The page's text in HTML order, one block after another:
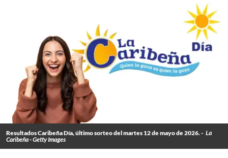
Resultados Caribeña Día, último sorteo del martes 12 de mayo de 2026. - La
Caribeña - Getty Images